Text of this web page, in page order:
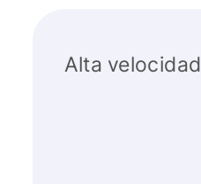
Alta velocidad